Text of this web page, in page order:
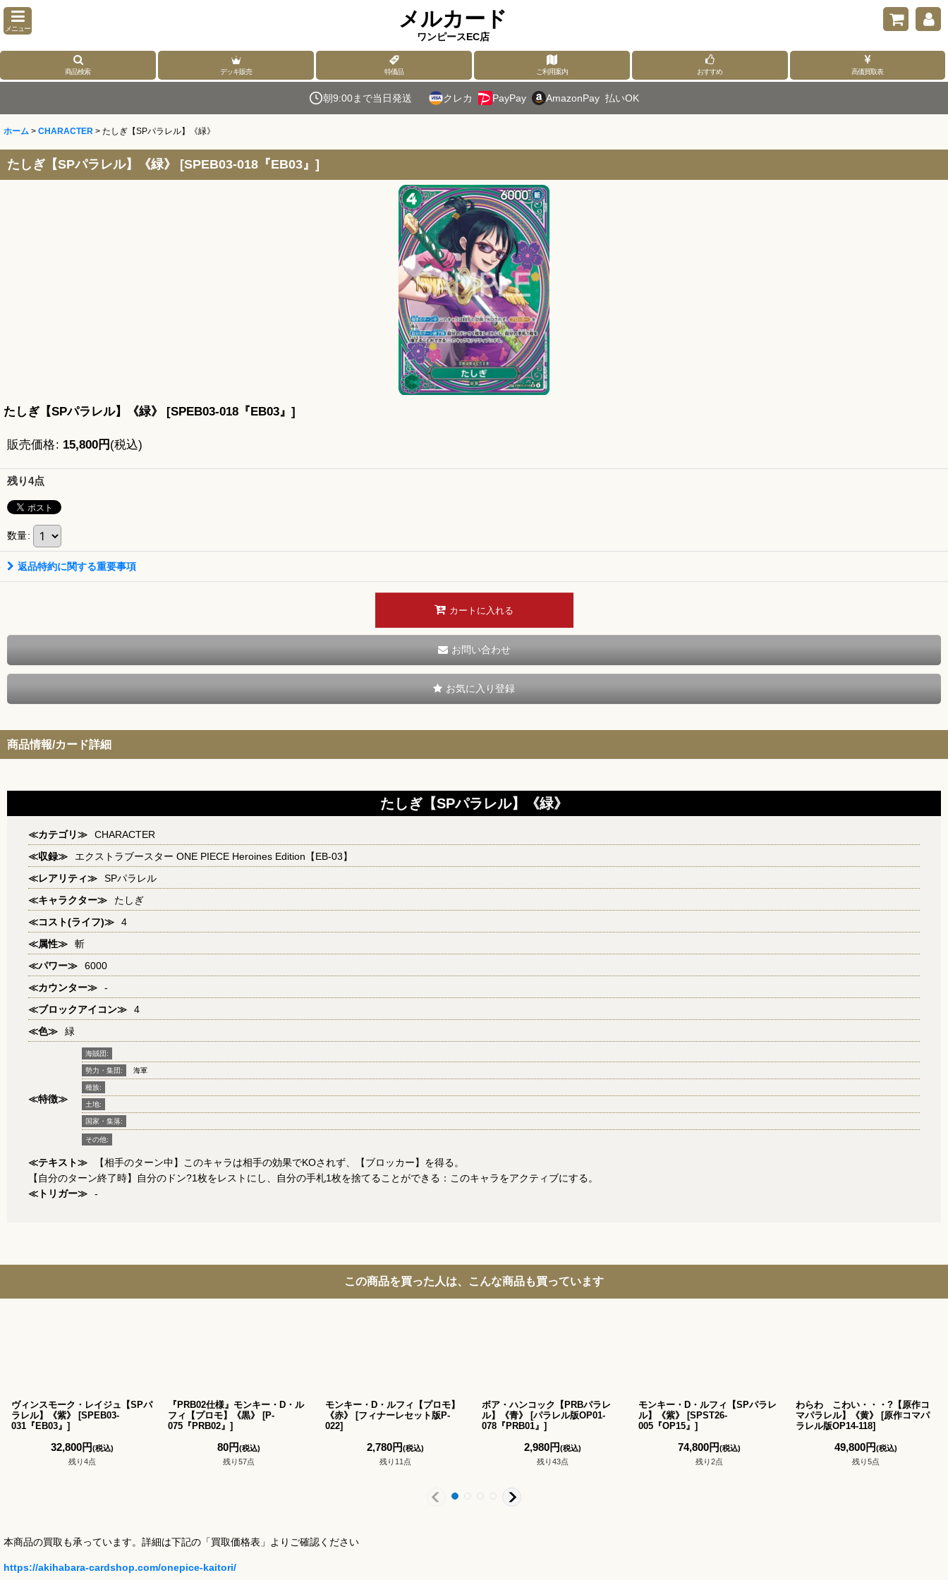
メニュー メルカード
ワンピースEC店
商品検索 デッキ販売 特価品 ご利用案内 おすすめ 高価買取表
朝9:00まで当日発送 クレカ PayPay AmazonPay 払いOK
ホーム > CHARACTER > たしぎ【SPパラレル】《緑》
たしぎ【SPパラレル】《緑》 [SPEB03-018『EB03』 ]
たしぎ【SPパラレル】《緑》 [SPEB03-018『EB03』 ]
販売価格: 15,800円 (税込)
残り4点
数量:
返品特約に関する重要事項
カートに入れる
お問い合わせ
お気に入り登録
商品情報/カード詳細
たしぎ【SPパラレル】《緑》
≪カテゴリ≫
CHARACTER
≪収録≫
エクストラブースター ONE PIECE Heroines Edition【EB-03】
≪レアリティ≫
SPパラレル
≪キャラクター≫
たしぎ
≪コスト(ライフ)≫
4
≪属性≫
斬
≪パワー≫
6000
≪カウンター≫
-
≪ブロックアイコン≫
4
≪色≫
緑
≪特徴≫
海賊団:
勢力・集団: 海軍
種族:
土地:
国家・集落:
その他:
≪テキスト≫
【相手のターン中】このキャラは相手の効果でKOされず、【ブロッカー】を得る。
【自分のターン終了時】自分のドン?1枚をレストにし、自分の手札1枚を捨てることができる：このキャラをアクティブにする。
≪トリガー≫
-
この商品を買った人は、こんな商品も買っています
ヴィンスモーク・レイジュ【SPパ
ラレル】《紫》
[SPEB03-
031『EB03』 ]
32,800円(税込)
残り4点
『PRB02仕様』モンキー・D・ル
フィ【プロモ】《黒》
[P-
075『PRB02』]
80円(税込)
残り57点
モンキー・D・ルフィ【プロモ】
《赤》
[フィナーレセット版P-
022]
2,780円(税込)
残り11点
ボア・ハンコック【PRBパラレ
ル】《青》
[パラレル版OP01-
078『PRB01』 ]
2,980円(税込)
残り43点
モンキー・D・ルフィ【SPパラレ
ル】《紫》
[SPST26-
005『OP15』]
74,800円(税込)
残り2点
わらわ こわい・・・?【原作コ
マパラレル】《黄》
[原作コマパ
ラレル版OP14-118]
49,800円(税込)
残り5点
本商品の買取も承っています。詳細は下記の「買取価格表」よりご確認ください
https://akihabara-cardshop.com/onepice-kaitori/